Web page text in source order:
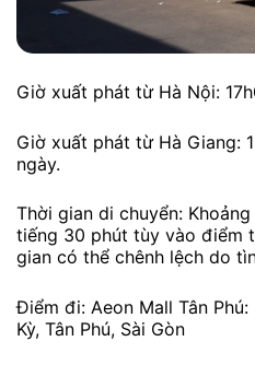
Giờ xuất phát từ Hà Nội:
Giờ xuất phát từ Hà Giang:
ngày.
Thời gian di chuyển:
tiếng 30 phút tùy vào điểm
gian có thể chênh lệch do
Điểm đi: Aeon Mall Tân
Kỳ, Tân Phú, Sài Gòn